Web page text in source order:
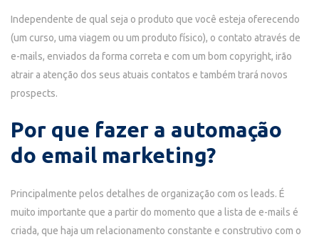
Independente de qual seja o produto que você esteja oferecendo
(um curso, uma viagem ou um produto físico), o contato através de
e-mails, enviados da forma correta e com um bom copyright, irão
atrair a atenção dos seus atuais contatos e também trará novos
prospects.
Por que fazer a automação
do email marketing?
Principalmente pelos detalhes de organização com os leads. É
muito importante que a partir do momento que a lista de e-mails é
criada, que haja um relacionamento constante e construtivo com o